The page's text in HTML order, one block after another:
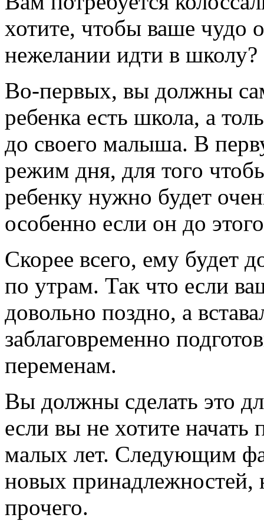
хотите, чтобы ваше чудо
нежелании идти в школу?
Во-первых, вы должны
ребенка есть школа, а
до своего малыша. В
режим дня, для того
ребенку нужно будет
особенно если он до
Скорее всего, ему будет
по утрам. Так что если
довольно поздно, а
заблаговременно
переменам.
Вы должны сделать это
если вы не хотите начать
малых лет. Следующим
новых принадлежностей,
прочего.